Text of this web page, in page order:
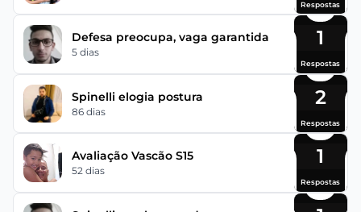
Respostas
Defesa preocupa, vaga garantida
5 dias
1
Respostas
Spinelli elogia postura
86 dias
2
Respostas
Avaliação Vascão S15
52 dias
1
Respostas